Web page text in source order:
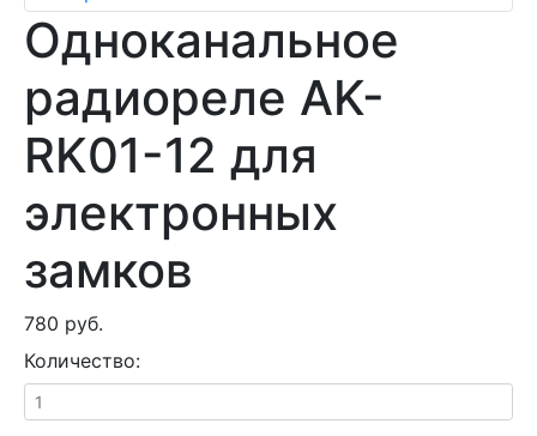
Одноканальное
радиореле AK-
RK01-12 для
электронных
замков
780 руб.
Количество: